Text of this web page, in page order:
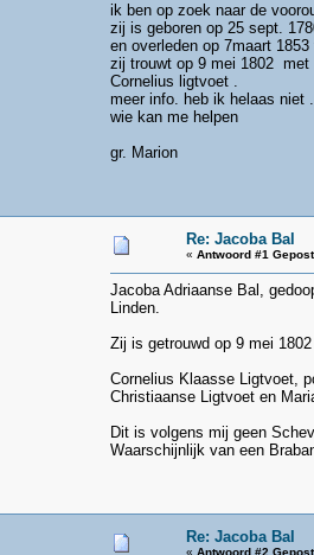
ik ben op zoek naar de
zij is geboren op 25 sept.
en overleden op 7maart
zij trouwt op 9 mei 1802 met
Cornelius ligtvoet .
meer info. heb ik helaas niet .
wie kan me helpen
gr. Marion
Re: Jacoba Bal
« Antwoord #1
Jacoba Adriaanse Bal,
Linden.
Zij is getrouwd op 9 mei
Cornelius Klaasse Ligtvoet,
Christiaanse Ligtvoet en
Dit is volgens mij geen
Waarschijnlijk van een
Re: Jacoba Bal
« Antwoord #2